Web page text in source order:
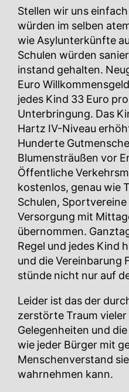
Stellen wir uns
würden im selben
wie Asylunterkünfte
Schulen würden
instand gehalten.
Euro
jedes Kind 33 Euro
Unterbringung. Das
Hartz IV-Niveau
Hunderte
Blumensträußen vor
Öffentliche
kostenlos, genau wie
Schulen,
Versorgung mit
übernommen.
Regel und jedes Kind
und die Vereinbarung
stünde nicht nur auf
Leider ist das der
zerstörte Traum
Gelegenheiten und
wie jeder Bürger mit
Menschenverstand
wahrnehmen kann.